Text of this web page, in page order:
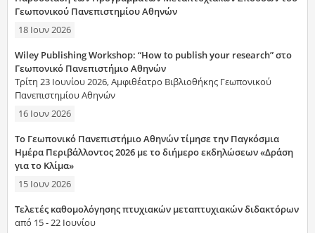
Γεωπονικού Πανεπιστημίου Αθηνών
18 Ιουν 2026
Wiley Publishing Workshop: “How to publish your research” στο
Γεωπονικό Πανεπιστήμιο Αθηνών
Τρίτη 23 Ιουνίου 2026, Αμφιθέατρο Βιβλιοθήκης Γεωπονικού
Πανεπιστημίου Αθηνών
16 Ιουν 2026
Το Γεωπονικό Πανεπιστήμιο Αθηνών τίμησε την Παγκόσμια
Ημέρα Περιβάλλοντος 2026 με το διήμερο εκδηλώσεων «Δράση
για το Κλίμα»
15 Ιουν 2026
Τελετές καθομολόγησης πτυχιακών μεταπτυχιακών διδακτόρων
από 15 - 22 Ιουνίου